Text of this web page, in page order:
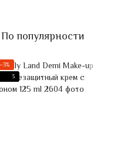
По популярности
−3%
3